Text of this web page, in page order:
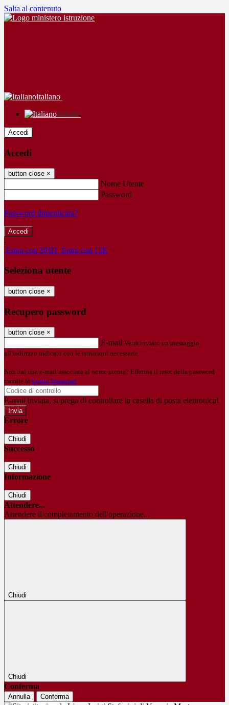
Salta al contenuto
Italiano
Italiano
Accedi
Accedi
button close ×
Nome Utente
Password
Password dimenticata?
-
Entra con SPID Entra con CIE
Seleziona utente
button close ×
Recupero password
button close ×
E-mail Verrà inviato un messaggio
all'indirizzo indicato con le istruzioni necessarie.
Non hai una e-mail associata al nome utente? Effettua il reset della password
tramite la Login Spaggiari
E-mail inviata, si prega di controllare la casella di posta elettronica!
Errore
Chiudi
Successo
Chiudi
Informazione
Chiudi
Attendere...
Attendere il completamento dell'operazione...
Chiudi
Chiudi
Conferma
Annulla Conferma